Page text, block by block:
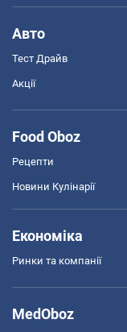
Авто
Тест Драйв
Акції
Food Oboz
Рецепти
Новини Кулінарії
Економіка
Ринки та компанії
MedOboz